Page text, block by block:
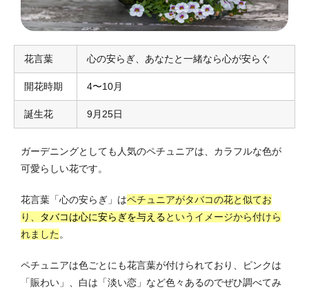
花言葉 心の安らぎ、あなたと一緒なら心が安らぐ
開花時期 4〜10月
誕生花 9月25日
ガーデニングとしても人気のペチュニアは、カラフルな色が
可愛らしい花です。
花言葉「心の安らぎ」はペチュニアがタバコの花と似てお
り、
タバコは心に安らぎを与えるというイメージから付けら
れました。
ペチュニアは色ごとにも花言葉が付けられており、ピンクは
「賑わい」、白は「淡い恋」など色々あるのでぜひ調べてみ